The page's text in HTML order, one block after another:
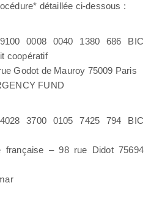
détaillée ci-dessous :
0008 0040 1380 686 BIC
coopératif
Godot de Mauroy 75009 Paris
FUND
3700 0105 7425 794 BIC
française – 98 rue Didot 75694